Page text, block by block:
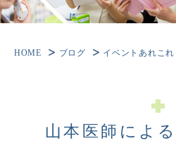
HOME ブログ イベントあれこれ
山本医師によ